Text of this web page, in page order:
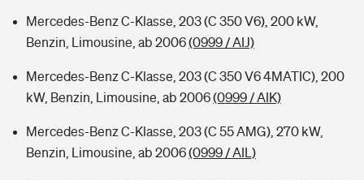
Mercedes-Benz C-Klasse, 203 (C 350 V6), 200 kW,
Benzin, Limousine, ab 2006(0999 / AIJ)
Mercedes-Benz C-Klasse, 203 (C 350 V6 4MATIC), 200
kW, Benzin, Limousine, ab 2006(0999 / AIK)
Mercedes-Benz C-Klasse, 203 (C 55 AMG), 270 kW,
Benzin, Limousine, ab 2006(0999 / AIL)